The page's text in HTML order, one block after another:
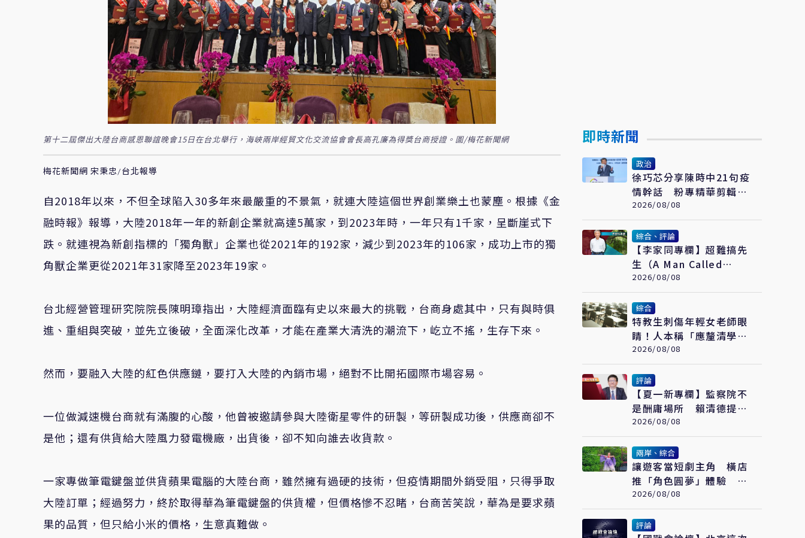
第十二屆傑出大陸台商感恩聯誼晚會15日在台北舉行，海峽兩岸經貿文化交流協會會長高孔廉為得獎台商授證。圖/梅花新聞網
梅花新聞網 宋秉忠/台北報導
自2018年以來，不但全球陷入30多年來最嚴重的不景氣，就連大陸這個世界創業樂土也蒙塵。根據《金
融時報》報導，大陸2018年一年的新創企業就高達5萬家，到2023年時，一年只有1千家，呈斷崖式下
跌。就連視為新創指標的「獨角獸」企業也從2021年的192家，減少到2023年的106家，成功上市的獨
角獸企業更從2021年31家降至2023年19家。
台北經營管理研究院院長陳明璋指出，大陸經濟面臨有史以來最大的挑戰，台商身處其中，只有與時俱
進、重組與突破，並先立後破，全面深化改革，才能在產業大清洗的潮流下，屹立不搖，生存下來。
然而，要融入大陸的紅色供應鏈，要打入大陸的內銷市場，絕對不比開拓國際市場容易。
一位做減速機台商就有滿腹的心酸，他曾被邀請參與大陸衛星零件的研製，等研製成功後，供應商卻不
是他；還有供貨給大陸風力發電機廠，出貨後，卻不知向誰去收貨款。
一家專做筆電鍵盤並供貨蘋果電腦的大陸台商，雖然擁有過硬的技術，但疫情期間外銷受阻，只得爭取
大陸訂單；經過努力，終於取得華為筆電鍵盤的供貨權，但價格慘不忍睹，台商苦笑說，華為是要求蘋
果的品質，但只給小米的價格，生意真難做。
即時新聞
政治
​徐巧芯分享陳時中21句疫
情幹話 粉專精華剪輯引
網嘆：當時真的是囂張
2026/08/08
綜合、評論
【李家同專欄】超難搞先
生（A Man Called
Otto）
2026/08/08
綜合
特教生刺傷年輕女老師眼
睛！人本稱「應釐清學生
情緒壓力源」遭網罵爆
2026/08/08
評論
【夏一新專欄】監察院不
是酬庸場所 賴清德提名
的監委適任嗎？
2026/08/08
兩岸、綜合
讓遊客當短劇主角 橫店
推「角色圓夢」體驗 拍
出文旅新商機
2026/08/08
評論